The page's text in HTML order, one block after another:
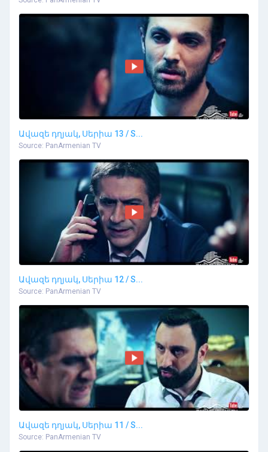
Ավազե դղյակ, Սերիա 13 / S...
Source: PanArmenian TV
Ավազե դղյակ, Սերիա 12 / S...
Source: PanArmenian TV
Ավազե դղյակ, Սերիա 11 / S...
Source: PanArmenian TV